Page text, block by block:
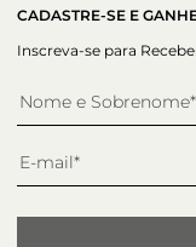
CADASTRE-SE E
Inscreva-se para